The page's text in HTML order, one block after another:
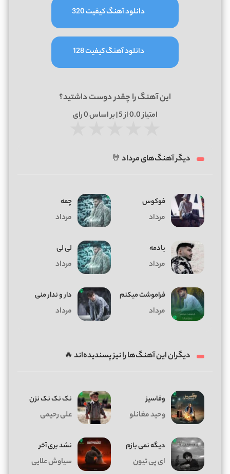
دانلود آهنگ کیفیت 320
دانلود آهنگ کیفیت 128
این آهنگ را چقدر دوست داشتید؟
امتیاز0.0از 5 | بر اساس 0رای
دیگر آهنگ‌های مرداد 🤘
فوکوس
مرداد
چمه
مرداد
یادمه
مرداد
لی لی
مرداد
فراموشت میکنم
مرداد
دار و ندار منی
مرداد
دیگران این آهنگ‌ها را نیز پسندیده‌اند 🔥
وفاسیز
وحید مغانلو
نک نک نک نزن
علی رحیمی
دیگه نمی بازم
ای پی تیون
نشد بری آخر
سیاوش علایی